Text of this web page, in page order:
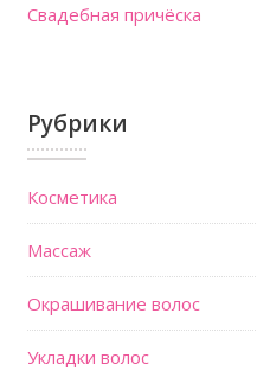
Свадебная причёска
Рубрики
Косметика
Массаж
Окрашивание волос
Укладки волос